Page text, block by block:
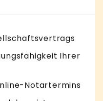
Ihrer
Notartermins